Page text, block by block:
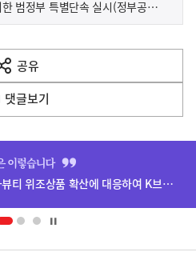
마약류 범죄 일망타진을 위한 범정부 특별단속 실시(정부공동보도)
공유
열
기
댓글보기
(설명자료) 지식재산처는 해외 K-뷰티 위조상품 확산에 대응하여 K브랜드 정부인증, 유통차단, 국제공조까지 K-브랜드 보호를 강화하고 있습니다.